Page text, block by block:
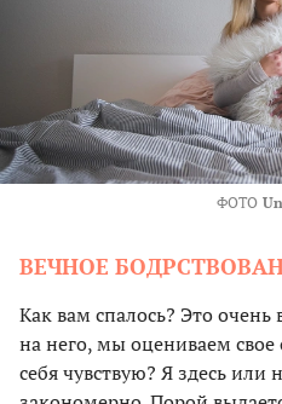
ФОТО
ВЕЧНОЕ
Как вам спалось? Это
на него, мы оцениваем свое
себя чувствую? Я здесь или